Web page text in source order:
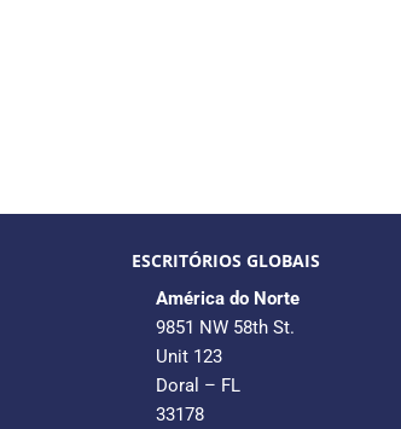
ESCRITÓRIOS GLOBAIS
América do Norte
9851 NW 58th St.
Unit 123
Doral – FL
33178